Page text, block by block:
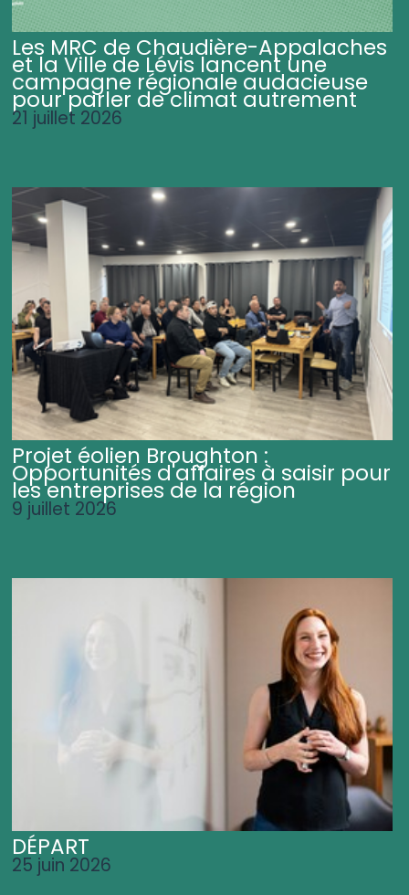
Les MRC de Chaudière-Appalaches
et la Ville de Lévis lancent une
campagne régionale audacieuse
pour parler de climat autrement
21 juillet 2026
Projet éolien Broughton :
Opportunités d'affaires à saisir pour
les entreprises de la région
9 juillet 2026
DÉPART
25 juin 2026